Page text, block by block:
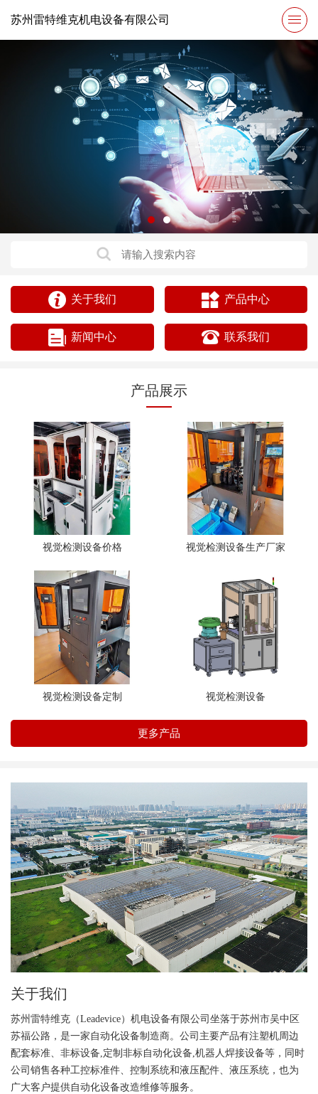
苏州雷特维克机电设备有限公司
关于我们 产品中心
新闻中心 联系我们
产品展示
视觉检测设备价格 视觉检测设备生产厂家
视觉检测设备定制 视觉检测设备
更多产品
关于我们
苏州雷特维克（Leadevice）机电设备有限公司坐落于苏州市吴中区
苏福公路，是一家自动化设备制造商。公司主要产品有注塑机周边
配套标准、非标设备,定制非标自动化设备,机器人焊接设备等，同时
公司销售各种工控标准件、控制系统和液压配件、液压系统，也为
广大客户提供自动化设备改造维修等服务。